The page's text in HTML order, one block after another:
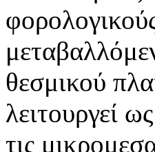
θεσμικού
λειτουργεί
τις